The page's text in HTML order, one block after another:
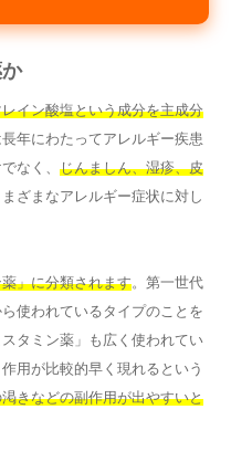
イン酸塩という成分を主成分
年にわたってアレルギー疾患
なく、 じんましん、湿疹、皮
ざまなアレルギー症状に対し
」に分類されます。第一世代
使われているタイプのことを
タミン薬」も広く使われてい
用が比較的早く現れるという
きなどの副作用が出やすいと